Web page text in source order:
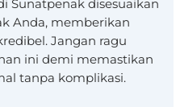
Sunatpenak disesuaikan
Anda, memberikan
Jangan ragu
ini demi memastikan
tanpa komplikasi.